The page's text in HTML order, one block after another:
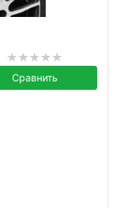
Сравнить